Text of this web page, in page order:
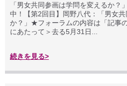
「男女共同参画は学問を変えるか？
中！【第2回目】岡野八代：「男女
か？」★フォーラムの内容は「記事
にあたって＞去る5月31日...
続きを見る>